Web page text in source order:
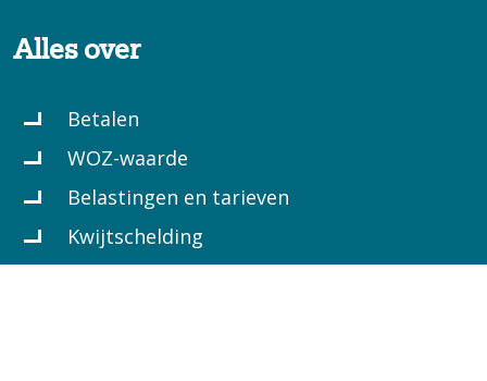
Alles over
Betalen
WOZ-waarde
Belastingen en tarieven
Kwijtschelding